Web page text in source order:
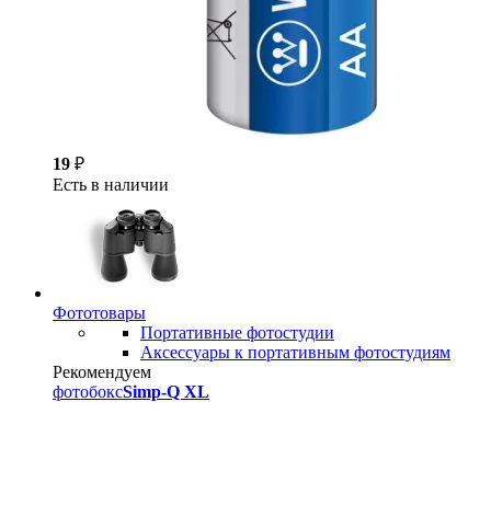
19 ₽
Есть в наличии
Фототовары
Портативные фотостудии
Аксессуары к портативным фотостудиям
Рекомендуем
фотобоксSimp-Q XL